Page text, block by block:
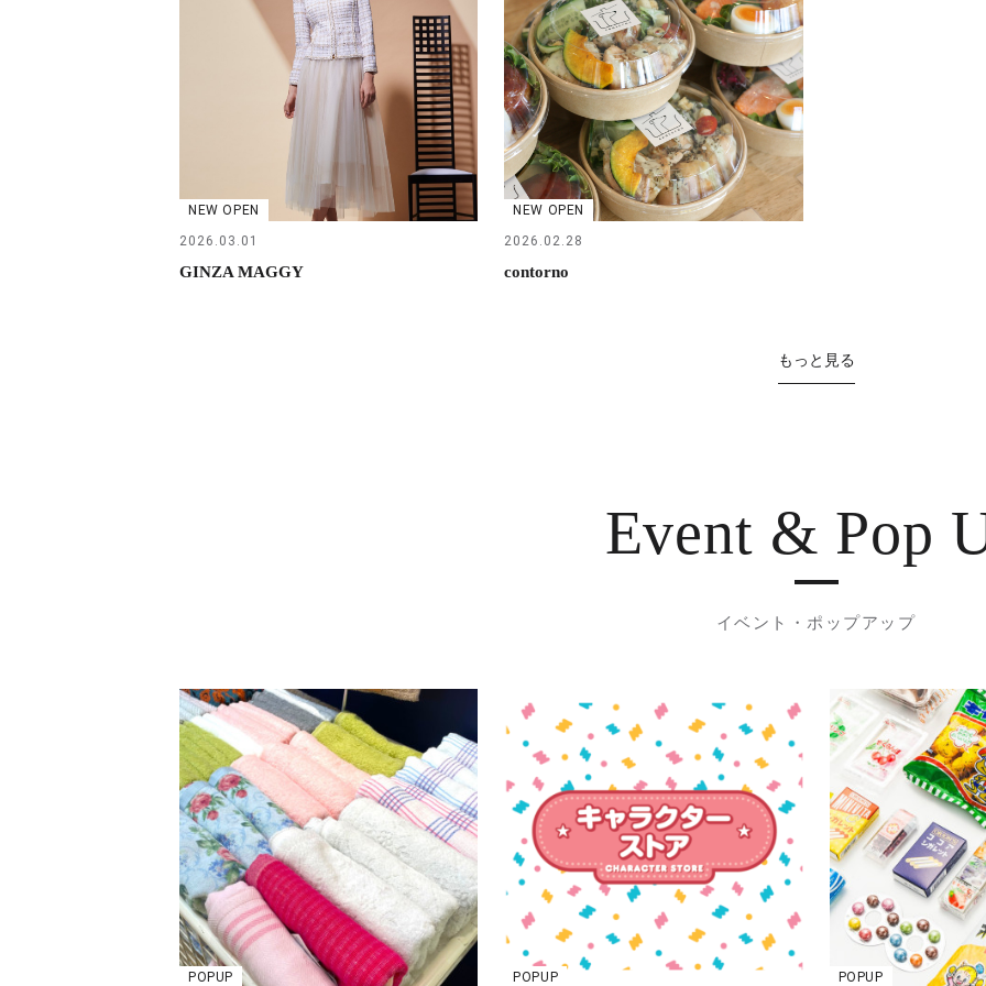
NEW OPEN
2026.03.01
GINZA MAGGY
NEW OPEN
2026.02.28
contorno
もっと見る
Event & Pop
イベント・ポップアップ
POPUP POPUP POPUP